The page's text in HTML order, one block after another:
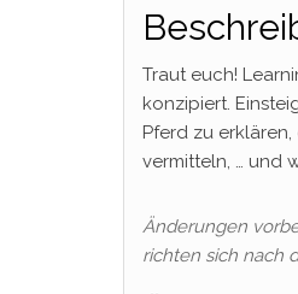
Traut euch!
konzipiert.
Pferd zu
vermitteln, … und
Änderungen
richten sich nach